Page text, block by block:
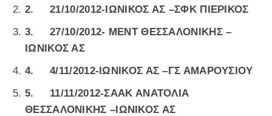
2.21/10/2012-ΙΩΝΙΚΟΣ ΑΣ –ΣΦΚ ΠΙΕΡΙΚΟΣ
3.27/10/2012- ΜΕΝΤ ΘΕΣΣΑΛΟΝΙΚΗΣ –
ΙΩΝΙΚΟΣ ΑΣ
4.4/11/2012-ΙΩΝΙΚΟΣ ΑΣ –ΓΣ ΑΜΑΡΟΥΣΙΟΥ
5. 11/11/2012-ΣΑΑΚ ΑΝΑΤΟΛΙΑ
ΘΕΣΣΑΛΟΝΙΚΗΣ –ΙΩΝΙΚΟΣ ΑΣ